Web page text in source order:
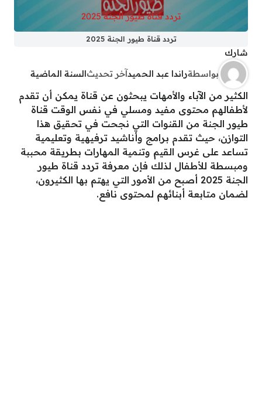
تردد قناة طيور الجنة 2025
شارك
بواسطةراندا عبد الحميدآخر تحديثالسنة الماضية
الكثير من الآباء والأمهات يبحثون عن قناة يمكن أن تقدم
لأطفالهم محتوى مفيد ومسلي في نفس الوقت قناة
طيور الجنة من القنوات التي نجحت في تحقيق هذا
التوازن، حيث تقدم برامج وأناشيد ترفيهية وتعليمية
تساعد على غرس القيم وتنمية المهارات بطريقة محببة
ومبسطة للأطفال لذلك فإن معرفة تردد قناة طيور
الجنة 2025 أصبح من الأمور التي يهتم بها الكثيرون،
لضمان متابعة أبنائهم لمحتوى نافع.